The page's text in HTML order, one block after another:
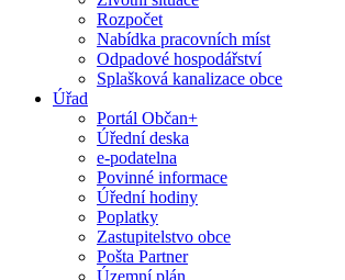
Rozpočet
Nabídka pracovních míst
Odpadové hospodářství
Splašková kanalizace obce
Úřad
Portál Občan+
Úřední deska
e-podatelna
Povinné informace
Úřední hodiny
Poplatky
Zastupitelstvo obce
Pošta Partner
Územní plán